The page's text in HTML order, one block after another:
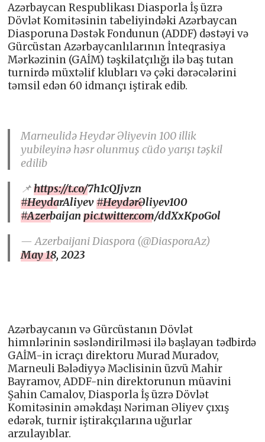
Azərbaycan Respublikası Diasporla İş üzrə
Dövlət Komitəsinin tabeliyindəki Azərbaycan
Diasporuna Dəstək Fondunun (ADDF) dəstəyi və
Gürcüstan Azərbaycanlılarının İnteqrasiya
Mərkəzinin (GAİM) təşkilatçılığı ilə baş tutan
turnirdə müxtəlif klubları və çəki dərəcələrini
təmsil edən 60 idmançı iştirak edib.
Marneulidə Heydər Əliyevin 100 illik
yubileyinə həsr olunmuş cüdo yarışı təşkil
edilib
📌https://t.co/7h1cQJjvzn
#HeydarAliyev#HeydərƏliyev100
#Azerbaijanpic.twitter.com/ddXxKpoGol
— Azerbaijani Diaspora (@DiasporaAz)
May 18, 2023
Azərbaycanın və Gürcüstanın Dövlət
himnlərinin səsləndirilməsi ilə başlayan tədbirdə
GAİM-in icraçı direktoru Murad Muradov,
Marneuli Bələdiyyə Məclisinin üzvü Mahir
Bayramov, ADDF-nin direktorunun müavini
Şahin Camalov, Diasporla İş üzrə Dövlət
Komitəsinin əməkdaşı Nəriman Əliyev çıxış
edərək, turnir iştirakçılarına uğurlar
arzulayıblar.